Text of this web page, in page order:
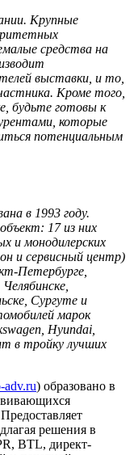
Крупные
средства на
выставки, и то,
Кроме того,
будьте готовы к
которые
потенциальным
в 1993 году.
17 из них
и монодилерских
и сервисный центр)
Петербурге,
Сургуте и
марок
Hyundai,
в тройку лучших
adv.ru) образовано в
решения в
BTL, директ-